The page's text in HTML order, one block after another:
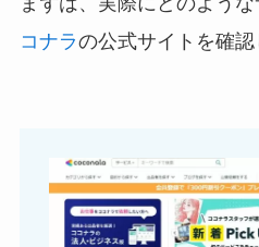
コナラの公式サイトを確認